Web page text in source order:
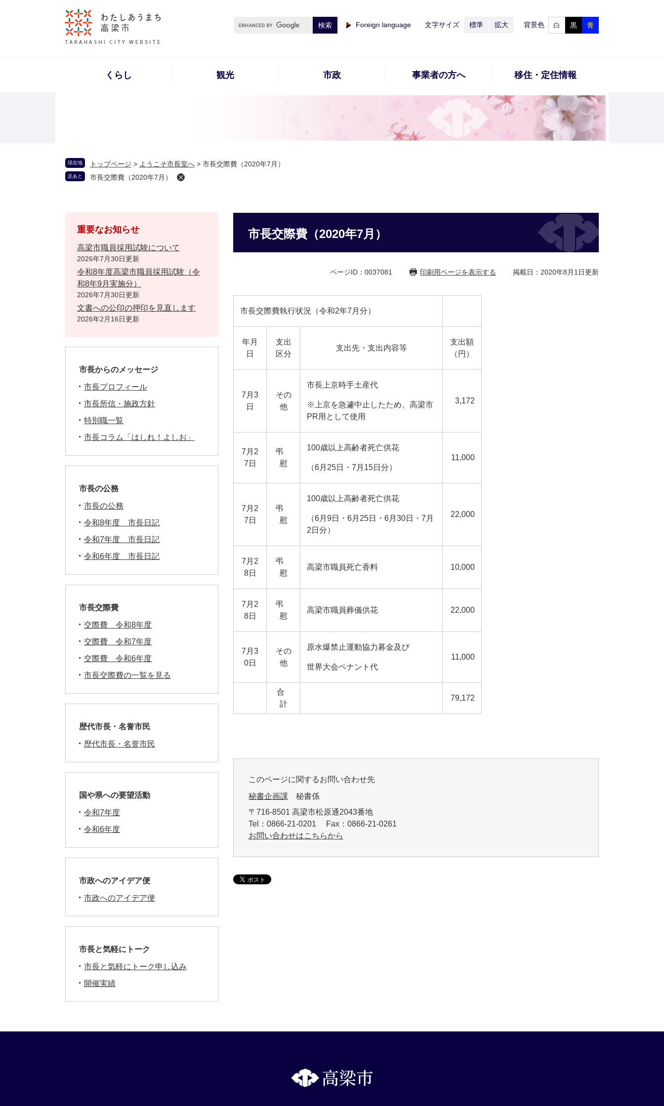
Foreign language 文字サイズ 標準 拡大 背景色 白 黒 青
くらし 観光 市政 事業者の方へ 移住・定住情報
現在地 トップページ > ようこそ市長室へ > 市長交際費（2020年7月）
足あと 市長交際費（2020年7月）
市長交際費（2020年7月）
ページID：0037081 印刷用ページを表示する 掲載日：2020年8月1日更新
市長交際費執行状況（令和2年7月分）
年月
日
支出
区分
支出先・支出内容等
支出額
（円）
7月3
日
その
他
市長上京時手土産代
※上京を急遽中止したため、高梁市
PR用として使用
3,172
7月2
7日
弔
慰
100歳以上高齢者死亡供花
（6月25日・7月15日分）
11,000
7月2
7日
弔
慰
100歳以上高齢者死亡供花
（6月9日・6月25日・6月30日・7月
2日分）
22,000
7月2
8日
弔
慰
高梁市職員死亡香料 10,000
7月2
8日
弔
慰
高梁市職員葬儀供花 22,000
7月3
0日
その
他
原水爆禁止運動協力募金及び
世界大会ペナント代
11,000
合
計
79,172
このページに関するお問い合わせ先
秘書企画課 秘書係
〒716-8501 高梁市松原通2043番地
Tel：0866-21-0201 Fax：0866-21-0261
お問い合わせはこちらから
重要なお知らせ
高梁市職員採用試験について
2026年7月30日更新
令和8年度高梁市職員採用試験（令
和8年9月実施分）
2026年7月30日更新
文書への公印の押印を見直します
2026年2月16日更新
市長からのメッセージ
市長プロフィール
市長所信・施政方針
特別職一覧
市長コラム「はしれ！よしお」
市長の公務
市長の公務
令和8年度 市長日記
令和7年度 市長日記
令和6年度 市長日記
市長交際費
交際費 令和8年度
交際費 令和7年度
交際費 令和6年度
市長交際費の一覧を見る
歴代市長・名誉市民
歴代市長・名誉市民
国や県への要望活動
令和7年度
令和6年度
市政へのアイデア便
市政へのアイデア便
市長と気軽にトーク
市長と気軽にトーク申し込み
開催実績